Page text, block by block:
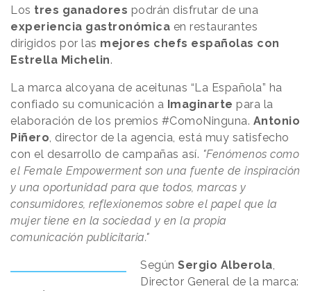
Los tres ganadores podrán disfrutar de una
experiencia gastronómica en restaurantes
dirigidos por las mejores chefs españolas con
Estrella Michelin.
La marca alcoyana de aceitunas “La Española” ha
confiado su comunicación a Imaginarte para la
elaboración de los premios #ComoNinguna. Antonio
Piñero, director de la agencia, está muy satisfecho
con el desarrollo de campañas así. "Fenómenos como
el Female Empowerment son una fuente de inspiración
y una oportunidad para que todos, marcas y
consumidores, reflexionemos sobre el papel que la
mujer tiene en la sociedad y en la propia
comunicación publicitaria."
SegúnSergio Alberola,
Director General de la marca: